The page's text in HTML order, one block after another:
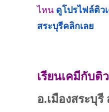
ไหน ดูโปรไฟล์ติว
สระบุรีคลิกเลย
เรียนเคมีกับติ
อ.เมืองสระบุรี